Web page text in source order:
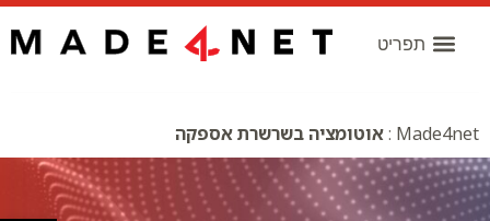
Made4net
:אוטומציה בשרשרת אספקה